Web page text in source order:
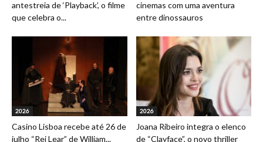
antestreia de ‘Playback’, o filme
que celebra o...
cinemas com uma aventura
entre dinossauros
2026
Casino Lisboa recebe até 26 de
julho “Rei Lear” de William...
2026
Joana Ribeiro integra o elenco
de “Clayface”, o novo thriller